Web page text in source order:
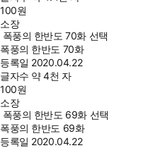
100원
소장
폭풍의 한반도 70화 선택
폭풍의 한반도 70화
등록일 2020.04.22
글자수 약 4천 자
100원
소장
폭풍의 한반도 69화 선택
폭풍의 한반도 69화
등록일 2020.04.22